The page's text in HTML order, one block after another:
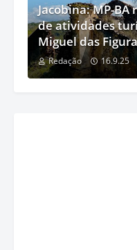
Jacobina: MP-
de atividades
Miguel das
Redação 16.9.25